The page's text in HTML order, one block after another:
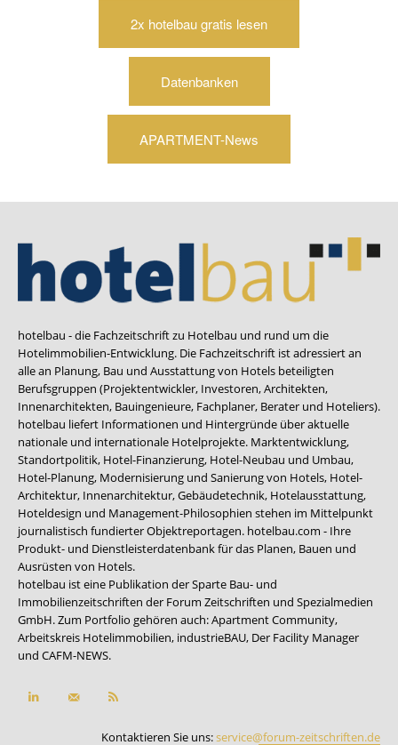
2x hotelbau gratis lesen
Datenbanken
APARTMENT-News
hotelbau - die Fachzeitschrift zu Hotelbau und rund um die
Hotelimmobilien-Entwicklung. Die Fachzeitschrift ist adressiert an
alle an Planung, Bau und Ausstattung von Hotels beteiligten
Berufsgruppen (Projektentwickler, Investoren, Architekten,
Innenarchitekten, Bauingenieure, Fachplaner, Berater und Hoteliers).
hotelbau liefert Informationen und Hintergründe über aktuelle
nationale und internationale Hotelprojekte. Marktentwicklung,
Standortpolitik, Hotel-Finanzierung, Hotel-Neubau und Umbau,
Hotel-Planung, Modernisierung und Sanierung von Hotels, Hotel-
Architektur, Innenarchitektur, Gebäudetechnik, Hotelausstattung,
Hoteldesign und Management-Philosophien stehen im Mittelpunkt
journalistisch fundierter Objektreportagen. hotelbau.com - Ihre
Produkt- und Dienstleisterdatenbank für das Planen, Bauen und
Ausrüsten von Hotels.
hotelbau ist eine Publikation der Sparte Bau- und
Immobilienzeitschriften der Forum Zeitschriften und Spezialmedien
GmbH. Zum Portfolio gehören auch:Apartment Community,
Arbeitskreis Hotelimmobilien, industrieBAU, Der Facility Manager
und CAFM-NEWS.
Kontaktieren Sie uns:service@forum-zeitschriften.de